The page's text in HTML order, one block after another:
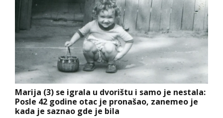
Marija (3) se igrala u dvorištu i samo je nestala:
Posle 42 godine otac je pronašao, zanemeo je
kada je saznao gde je bila